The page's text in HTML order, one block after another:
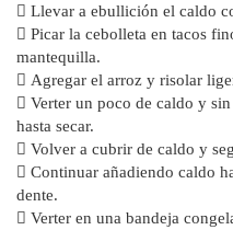
 Llevar a ebullición el caldo
 Picar la cebolleta en tacos
mantequilla.
 Agregar el arroz y risolar
 Verter un poco de caldo y
hasta secar.
 Volver a cubrir de caldo y
 Continuar añadiendo caldo
dente.
 Verter en una bandeja